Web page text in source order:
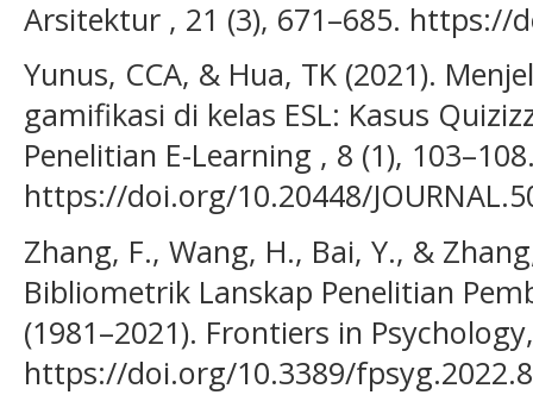
Arsitektur , 21 (3), 671–685. https://
Yunus, CCA, & Hua, TK (2021).
gamifikasi di kelas ESL: Kasus
Penelitian E-Learning , 8 (1),
https://doi.org/10.20448/
Zhang, F., Wang, H., Bai, Y., &
Bibliometrik Lanskap Penelitian
(1981–2021). Frontiers in
https://doi.org/10.3389/